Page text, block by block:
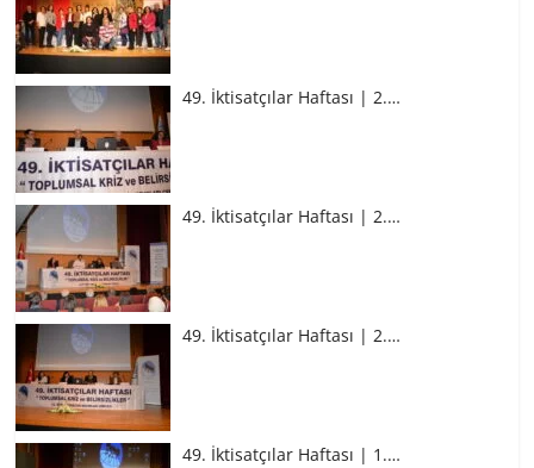
49. İktisatçılar Haftası | 2.…
49. İktisatçılar Haftası | 2.…
49. İktisatçılar Haftası | 1.…
49. İktisatçılar Haftası | 1.…